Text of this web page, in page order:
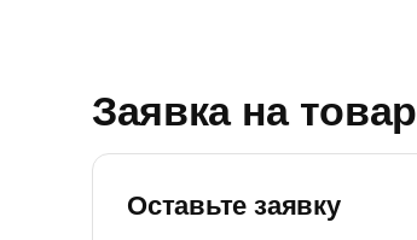
Заявка на товар
Оставьте заявку